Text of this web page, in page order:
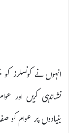
انہوں نے کونسلرز
نشاندہی کریں اور
بنیادوں پر عوام کو